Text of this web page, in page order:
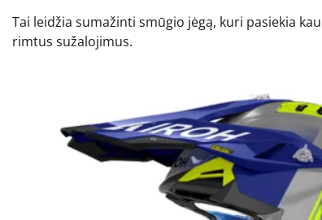
Tai leidžia sumažinti smūgio jėgą, kuri pasiekia
rimtus sužalojimus.